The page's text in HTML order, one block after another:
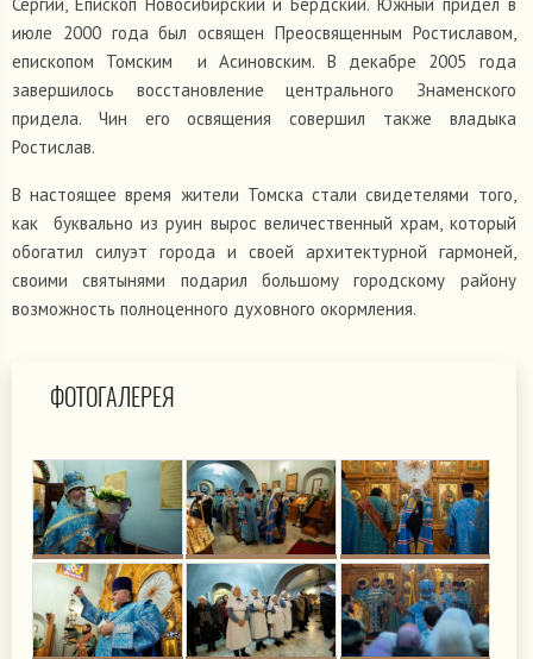
июле 2000 года был освящен Преосвященным Ростиславом,
епископом Томским и Асиновским. В декабре 2005 года
завершилось восстановление центрального Знаменского
придела. Чин его освящения совершил также владыка
Ростислав.
В настоящее время жители Томска стали свидетелями того,
как буквально из руин вырос величественный храм, который
обогатил силуэт города и своей архитектурной гармоней,
своими святынями подарил большому городскому району
возможность полноценного духовного окормления.
ФОТОГАЛЕРЕЯ